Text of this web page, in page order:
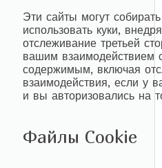
Эти сайты могут
использовать куки,
отслеживание третьей
вашим взаимодействием
содержимым, включая
взаимодействия, если у
и вы авторизовались на
Файлы Cookie